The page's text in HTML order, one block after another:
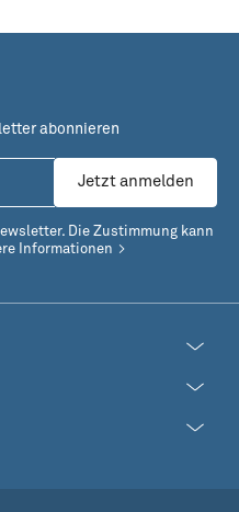
Fruchtiger Sommersalat
mit Garnelen
abonnieren
Jetzt anmelden
Die Zustimmung kann
Informationen